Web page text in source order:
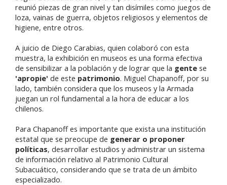
reunió piezas de gran nivel y tan disímiles como juegos de
loza, vainas de guerra, objetos religiosos y elementos de
higiene, entre otros.
A juicio de Diego Carabias, quien colaboró con esta
muestra, la exhibición en museos es una forma efectiva
de sensibilizar a la población y de lograr que la gente se
'apropie' de este patrimonio. Miguel Chapanoff, por su
lado, también considera que los museos y la Armada
juegan un rol fundamental a la hora de educar a los
chilenos.
Para Chapanoff es importante que exista una institución
estatal que se preocupe de generar o proponer
políticas, desarrollar estudios y administrar un sistema
de información relativo al Patrimonio Cultural
Subacuático, considerando que se trata de un ámbito
especializado.